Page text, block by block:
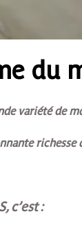
du
variété de
richesse
c’est :